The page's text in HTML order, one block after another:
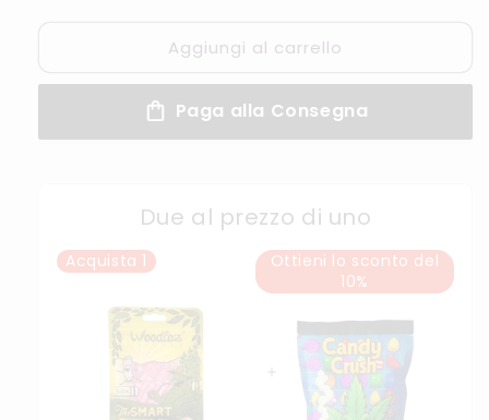
Aggiungi al carrello
Paga alla Consegna
Due al prezzo di uno
Acquista 1
Ottieni lo sconto del
10%